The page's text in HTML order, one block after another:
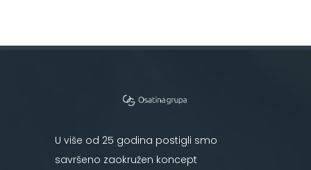
U više od 25 godina postigli smo
savršeno zaokružen koncept